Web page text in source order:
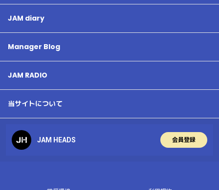
JAM diary
Manager Blog
JAM RADIO
当サイトについて
JAM HEADS 会員登録